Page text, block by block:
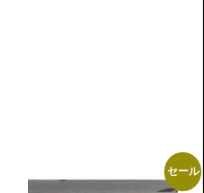
は
た。
格
す。
セール